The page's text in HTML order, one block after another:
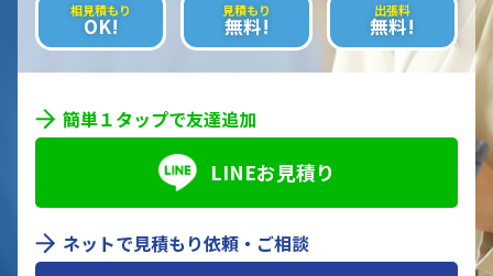
相見積もり
OK!
見積もり
無料!
出張料
無料!
簡単１タップで友達追加
LINEお見積り
ネットで見積もり依頼・ご相談